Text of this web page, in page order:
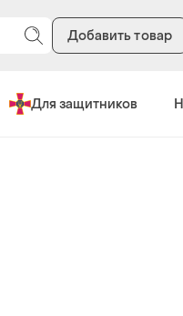
Добавить товар
Для защитников